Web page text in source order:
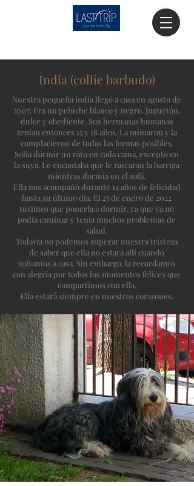
India (collie barbudo)
Nuestra pequeña india llegó a casa en agosto de
2007. Era un peluche blanco y negro. Juguetón,
dulce y obediente. Sus hermanas humanas
tenían entonces 15 y 18 años. La mimaron y la
complacieron de todas las formas posibles.
Solía dormir un rato en cada cama, excepto en
la suya. Le encantaba que le rascaran la barriga
mientras dormía en el sofá.
Ella nos acompañó durante 14 años de felicidad
hasta su último día. El 25 de enero de 2022
tuvimos que ponerla a dormir, ya que ya no
podía caminar y tenía muchos problemas de
salud.
Todavía no podemos superar nuestra tristeza
de saber que ella no estará allí cuando
volvamos a casa. Sin embargo, la recordamos
con alegría por todos los momentos felices que
compartimos con ella.
Ella estará siempre en nuestros corazones.